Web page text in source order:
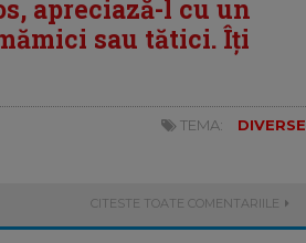
apreciază-l cu un
sau tătici. Îți
TEMA: DIVERSE
CITESTE TOATE COMENTARIILE